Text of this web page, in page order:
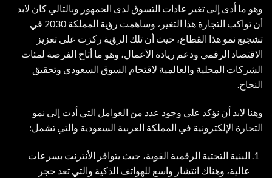
وهو ما أدى إلى تغير عادات التسوق لدى الجمهور وبالتالي كان لابد
أن تواكب التجارة هذا التغير، وساهمت رؤية المملكة 2030 في
تشجيع نمو هذا القطاع، حيث أن تلك الرؤية ركزت على تعزيز
الاقتصاد الرقمي ودعم ريادة الأعمال، وهو ما أتاح الفرصة لمئات
الشركات المحلية والعالمية لاقتحام السوق السعودي وتحقيق
النجاح.
وهنا لابد أن نؤكد على وجود عدد من العوامل التي أدت إلى نمو
التجارة الإلكترونية في المملكة العربية السعودية والتي تشمل:
البنية التحتية الرقمية القوية، حيث يتوافر الأنترنت بسرعات
عالية، وهناك انتشار واسع للهواتف الذكية والتي تعد حجر